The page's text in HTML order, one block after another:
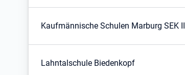
Kaufmännische Schulen Marburg SEK II
Lahntalschule Biedenkopf